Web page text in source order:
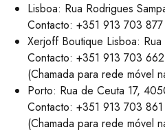
Lisboa: Rua Rodrigues
Contacto: +351 913 703 877
Xerjoff Boutique Lisboa:
Contacto: +351 913 703 662
(Chamada para rede móvel
Porto: Rua de Ceuta 17,
Contacto: +351 913 703 861
(Chamada para rede móvel